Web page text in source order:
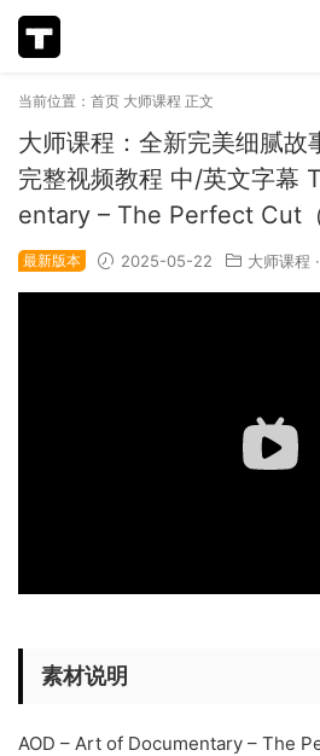
当前位置： 首页 大师课程 正文
大师课程：全新完美细腻故
完整视频教程 中/英文字幕
entary – The Perfect Cut
最新版本 2025-05-22 大师课程 ·
素材说明
AOD – Art of Documentary – The